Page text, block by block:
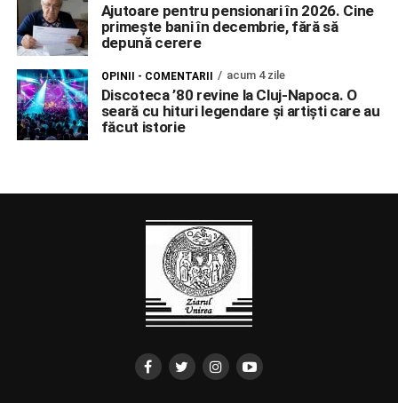
Ajutoare pentru pensionari în 2026. Cine
primește bani în decembrie, fără să
depună cerere
OPINII - COMENTARII acum 4 zile
Discoteca ’80 revine la Cluj-Napoca. O
seară cu hituri legendare și artiști care au
făcut istorie